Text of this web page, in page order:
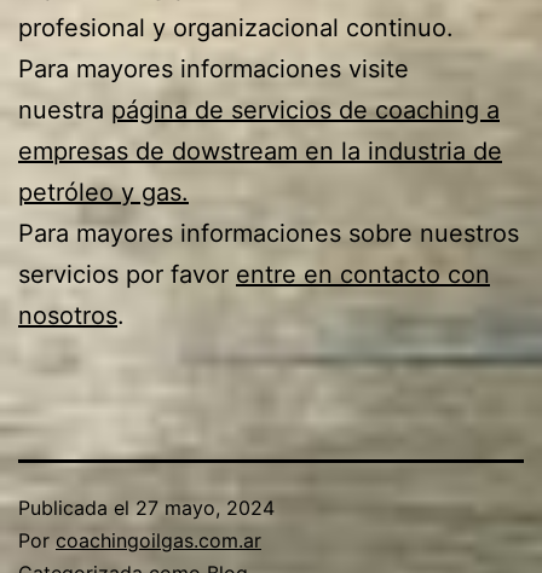
profesional y organizacional continuo.
Para mayores informaciones visite
nuestra página de servicios de coaching a
empresas de dowstream en la industria de
petróleo y gas.
Para mayores informaciones sobre nuestros
servicios por favor entre en contacto con
nosotros.
Publicada el 27 mayo, 2024
Por coachingoilgas.com.ar